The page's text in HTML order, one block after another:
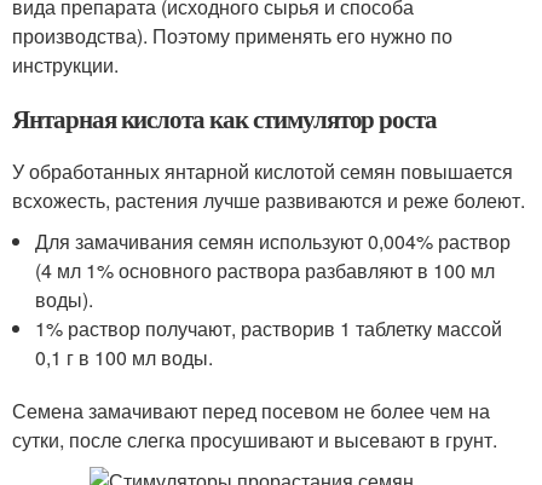
вида препарата (исходного сырья и способа
производства). Поэтому применять его нужно по
инструкции.
Янтарная кислота как стимулятор роста
У обработанных янтарной кислотой семян повышается
всхожесть, растения лучше развиваются и реже болеют.
Для замачивания семян используют 0,004% раствор
(4 мл 1% основного раствора разбавляют в 100 мл
воды).
1% раствор получают, растворив 1 таблетку массой
0,1 г в 100 мл воды.
Семена замачивают перед посевом не более чем на
сутки, после слегка просушивают и высевают в грунт.